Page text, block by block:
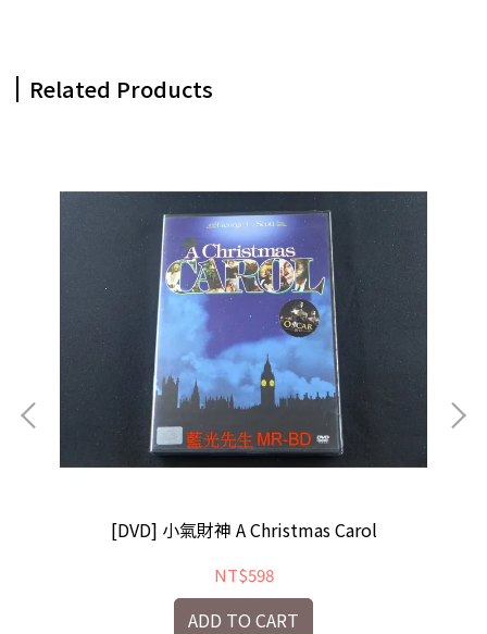
Related Products
[DVD] 小氣財神 A Christmas Carol
NT$598
ADD TO CART